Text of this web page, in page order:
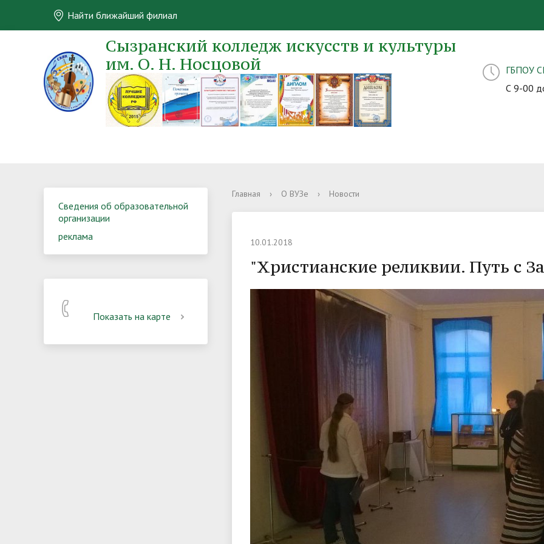
Найти ближайший филиал
Сызранский колледж искусств и культуры
им. О. Н. Носцовой
ГБПОУ
С 9-00
Сведения об образовательной
организации
реклама
Показать на карте
Главная › О ВУЗе › Новости
10.01.2018
"Христианские реликвии. Путь с